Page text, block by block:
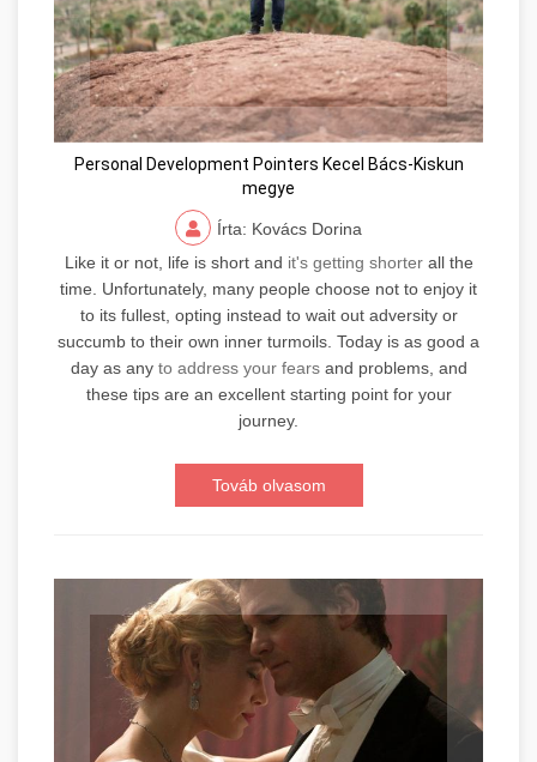
Personal Development Pointers Kecel Bács-Kiskun
megye
Írta: Kovács Dorina
Like it or not, life is short and it's getting shorterall the
time. Unfortunately, many people choose not to enjoy it
to its fullest, opting instead to wait out adversity or
succumb to their own inner turmoils. Today is as good a
day as any to address your fearsand problems, and
these tips are an excellent starting point for your
journey.
Továb olvasom